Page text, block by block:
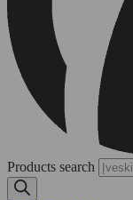
Products search